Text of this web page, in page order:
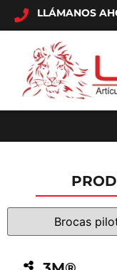
LLÁMANOS